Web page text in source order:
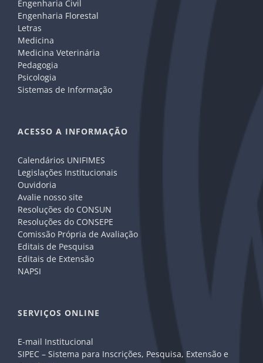
Engenharia Civil
Engenharia Florestal
Letras
Medicina
Medicina Veterinária
Pedagogia
Psicologia
Sistemas de Informação
ACESSO A INFORMAÇÃO
Calendários UNIFIMES
Legislações Institucionais
Ouvidoria
Avalie nosso site
Resoluções do CONSUN
Resoluções do CONSEPE
Comissão Própria de Avaliação
Editais de Pesquisa
Editais de Extensão
NAPSI
SERVIÇOS ONLINE
E-mail Institucional
SIPEC – Sistema para Inscrições, Pesquisa, Extensão e